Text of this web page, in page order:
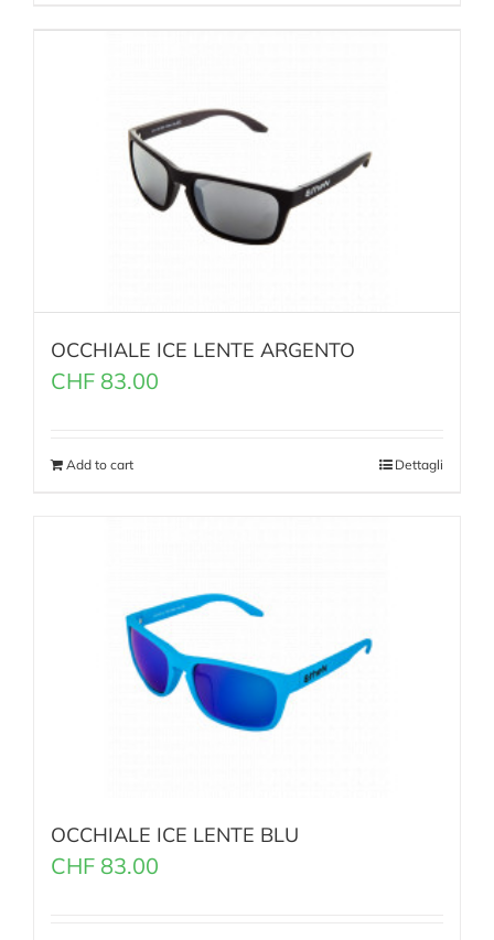
OCCHIALE ICE LENTE ARGENTO
CHF 83.00
Add to cart Dettagli
OCCHIALE ICE LENTE BLU
CHF 83.00